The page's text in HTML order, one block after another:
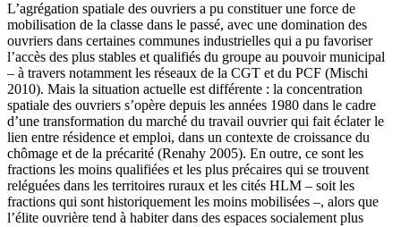
L’agrégation spatiale des ouvriers a pu constituer une force de
mobilisation de la classe dans le passé, avec une domination des
ouvriers dans certaines communes industrielles qui a pu favoriser
l’accès des plus stables et qualifiés du groupe au pouvoir municipal
– à travers notamment les réseaux de la CGT et du PCF (Mischi
2010). Mais la situation actuelle est différente : la concentration
spatiale des ouvriers s’opère depuis les années 1980 dans le cadre
d’une transformation du marché du travail ouvrier qui fait éclater le
lien entre résidence et emploi, dans un contexte de croissance du
chômage et de la précarité (Renahy 2005). En outre, ce sont les
fractions les moins qualifiées et les plus précaires qui se trouvent
reléguées dans les territoires ruraux et les cités HLM – soit les
fractions qui sont historiquement les moins mobilisées –, alors que
l’élite ouvrière tend à habiter dans des espaces socialement plus